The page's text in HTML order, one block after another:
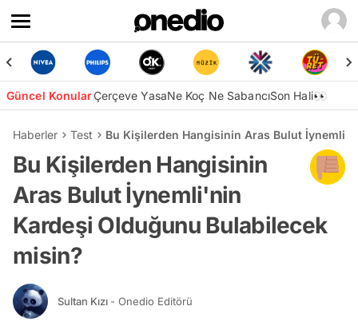
Güncel KonularÇerçeve YasaNe Koç Ne SabancıSon Hali👀
Haberler Test Bu Kişilerden Hangisinin Aras Bulut
Bu Kişilerden Hangisinin
Aras Bulut İynemli'nin
Kardeşi Olduğunu Bulabilecek
misin?
Sultan Kızı - Onedio Editörü